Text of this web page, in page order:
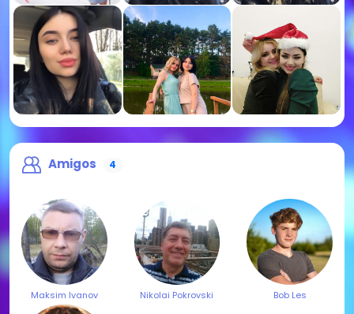
Amigos 4
Maksim Ivanov Nikolai Pokrovski Bob Les